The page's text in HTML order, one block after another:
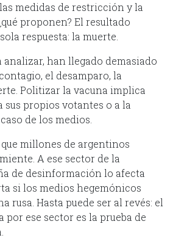
medidas de restricción y la
proponen? El resultado
respuesta: la muerte.
analizar, han llegado demasiado
el desamparo, la
Politizar la vacuna implica
sus propios votantes o a la
de los medios.
millones de argentinos
miente. A ese sector de la
de desinformación lo afecta
si los medios hegemónicos
rusa. Hasta puede ser al revés: el
por ese sector es la prueba de